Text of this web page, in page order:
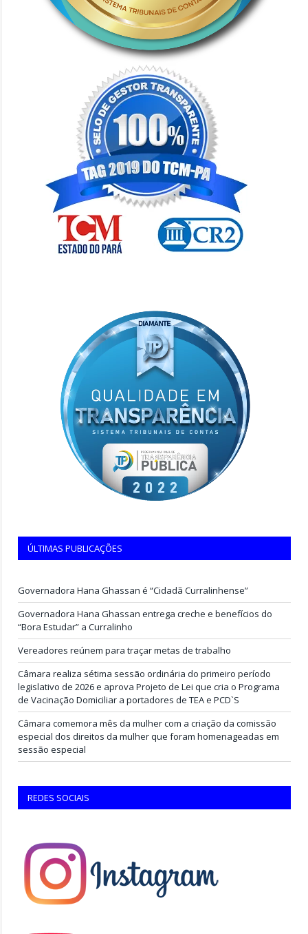
ÚLTIMAS PUBLICAÇÕES
Governadora Hana Ghassan é “Cidadã Curralinhense”
Governadora Hana Ghassan entrega creche e benefícios do
“Bora Estudar” a Curralinho
Vereadores reúnem para traçar metas de trabalho
Câmara realiza sétima sessão ordinária do primeiro período
legislativo de 2026 e aprova Projeto de Lei que cria o Programa
de Vacinação Domiciliar a portadores de TEA e PCD`S
Câmara comemora mês da mulher com a criação da comissão
especial dos direitos da mulher que foram homenageadas em
sessão especial
REDES SOCIAIS